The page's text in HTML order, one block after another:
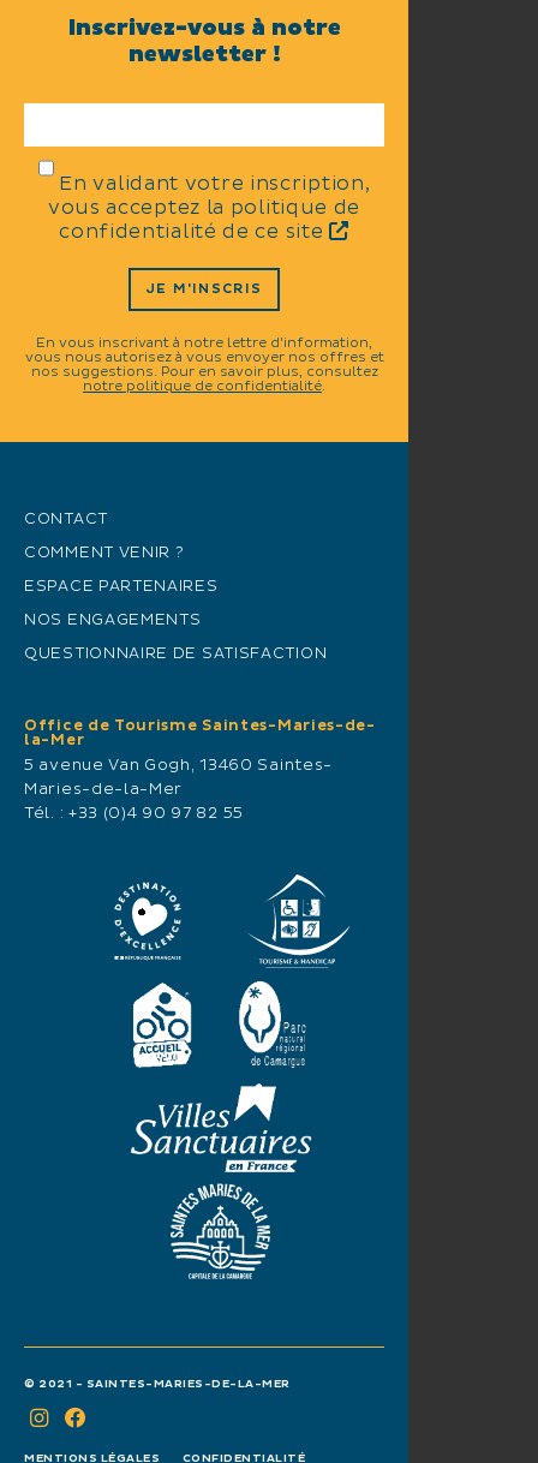
Inscrivez-vous à notre
newsletter !
En validant votre inscription,
vous acceptez la politique de
confidentialité de ce site
JE M'INSCRIS
En vous inscrivant à notre lettre d'information,
vous nous autorisez à vous envoyer nos offres et
nos suggestions. Pour en savoir plus, consultez
notre politique de confidentialité.
CONTACT
COMMENT VENIR ?
ESPACE PARTENAIRES
NOS ENGAGEMENTS
QUESTIONNAIRE DE SATISFACTION
Office de Tourisme Saintes-Maries-de-
la-Mer
5 avenue Van Gogh, 13460 Saintes-
Maries-de-la-Mer
Tél. : +33 (0)4 90 97 82 55
© 2021 - SAINTES-MARIES-DE-LA-MER
MENTIONS LÉGALES CONFIDENTIALITÉ